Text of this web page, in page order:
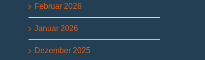
Februar 2026
Januar 2026
Dezember 2025